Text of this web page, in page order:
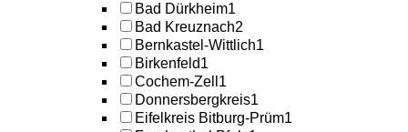
Bad Dürkheim1
Bad Kreuznach2
Bernkastel-Wittlich1
Birkenfeld1
Cochem-Zell 1
Donnersbergkreis1
Eifelkreis Bitburg-Prüm1